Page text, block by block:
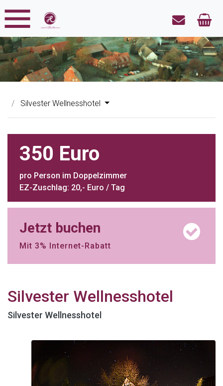
Silvester Wellnesshotel
350 Euro
pro Person im Doppelzimmer
EZ-Zuschlag: 20,- Euro / Tag
Jetzt buchen
Mit 3% Internet-Rabatt
Silvester Wellnesshotel
Silvester Wellnesshotel